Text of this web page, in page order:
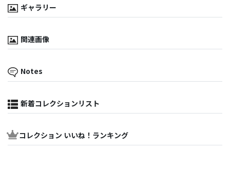
ギャラリー
関連画像
Notes
新着コレクションリスト
コレクション いいね！ランキング